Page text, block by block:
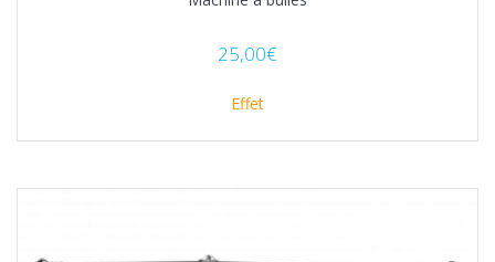
25,00€
Effet